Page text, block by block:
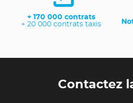
+ 170 000 contrats
+ 20 000 contrats taxis
Contactez